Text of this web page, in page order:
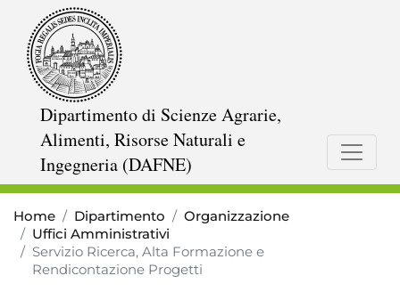
Dipartimento di Scienze Agrarie,
Alimenti, Risorse Naturali e
Ingegneria (DAFNE)
Home Dipartimento
Organizzazione
Uffici Amministrativi
Servizio Ricerca, Alta Formazione e
Rendicontazione Progetti